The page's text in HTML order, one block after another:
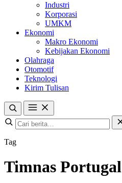
Industri
Korporasi
UMKM
Ekonomi
Makro Ekonomi
Kebijakan Ekonomi
Olahraga
Otomotif
Teknologi
Kirim Tulisan
Tag
Timnas Portugal